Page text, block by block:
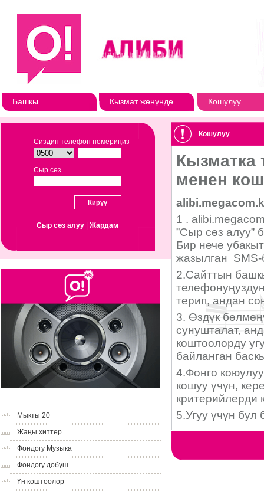
Башкы Кызмат жөнүндө Кошулуу
Сиздин телефон номериңиз
Сыр сөз
Сыр сөз алуу Жардам
Мыкты 20
Жаңы хиттер
Фондогу Музыка
Фондогу добуш
Үн коштоолор
Кошулуу